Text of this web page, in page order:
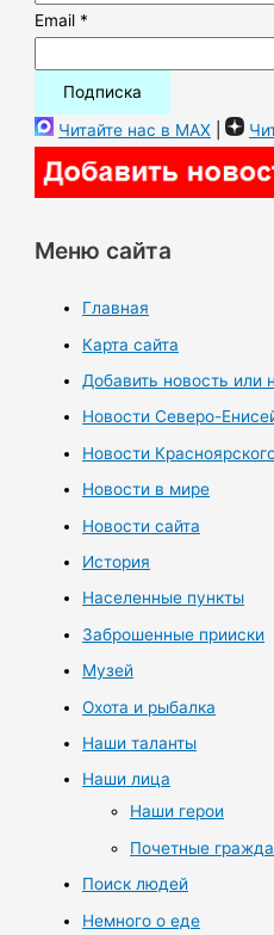
Email *
Читайте нас в MAX |
Меню сайта
Главная
Карта сайта
Добавить новость или
Новости Северо-
Новости
Новости в мире
Новости сайта
История
Населенные пункты
Заброшенные прииски
Музей
Охота и рыбалка
Наши таланты
Наши лица
Наши герои
Почетные
Поиск людей
Немного о еде